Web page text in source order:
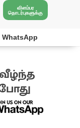
விளம்பர
தொடர்புகளுக்கு
WhatsApp
வீழ்ந்த